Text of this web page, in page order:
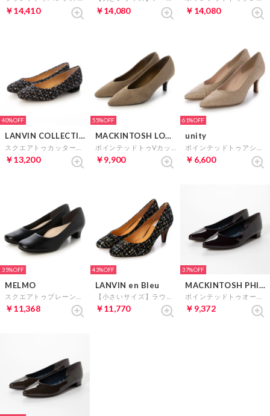
￥14,410 ￥14,080 ￥14,080
40%
LANVIN COLLECTION
￥13,200
55%
MACKINTOSH LONDON
￥9,900
61%
unity
￥6,600
35%
MELMO
￥11,368
43%
LANVIN en Bleu
￥11,770
37%
MACKINTOSH PHILOSOPHY
￥9,372